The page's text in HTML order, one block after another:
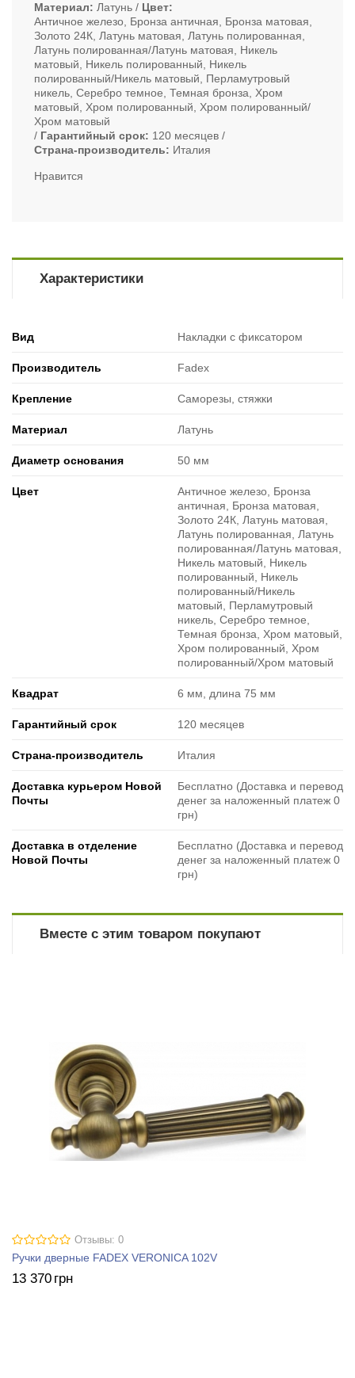
Материал Латунь
Цвет
Античное железо, Бронза античная, Бронза матовая,
Золото 24К, Латунь матовая, Латунь полированная,
Латунь полированная/Латунь матовая, Никель
матовый, Никель полированный, Никель
полированный/Никель матовый, Перламутровый
никель, Серебро темное, Темная бронза, Хром
матовый, Хром полированный, Хром полированный/
Хром матовый
Гарантийный срок
120 месяцев
Страна-производитель
Италия
Нравится
Характеристики
Вид Накладки с фиксатором
Производитель Fadex
Крепление Саморезы, стяжки
Материал Латунь
Диаметр основания 50 мм
Цвет
Античное железо, Бронза
античная, Бронза матовая,
Золото 24К, Латунь матовая,
Латунь полированная, Латунь
полированная/Латунь матовая,
Никель матовый, Никель
полированный, Никель
полированный/Никель
матовый, Перламутровый
никель, Серебро темное,
Темная бронза, Хром матовый,
Хром полированный, Хром
полированный/Хром матовый
Квадрат 6 мм, длина 75 мм
Гарантийный срок 120 месяцев
Страна-производитель Италия
Доставка курьером Новой
Почты
Бесплатно (Доставка и перевод
денег за наложенный платеж 0
грн)
Доставка в отделение
Новой Почты
Бесплатно (Доставка и перевод
денег за наложенный платеж 0
грн)
Вместе с этим товаром покупают
Отзывы: 0
Ручки дверные FADEX VERONICA 102V
13 370 грн